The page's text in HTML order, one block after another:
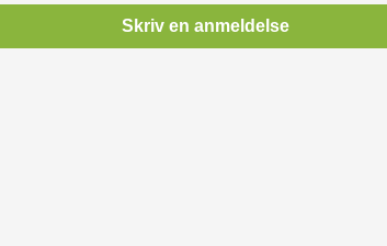
Skriv en anmeldelse